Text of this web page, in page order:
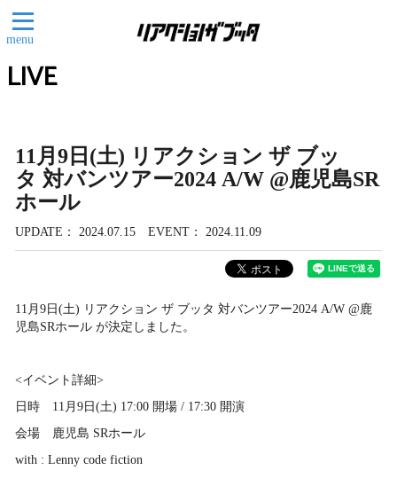
menu
LIVE
11月9日(土) リアクション ザ ブッ
タ 対バンツアー2024 A/W @鹿児島SR
ホール
UPDATE 2024.07.15 EVENT 2024.11.09
11月9日(土) リアクション ザ ブッタ 対バンツアー2024 A/W @鹿
児島SRホール が決定しました。
<イベント詳細>
日時 11月9日(土) 17:00 開場 / 17:30 開演
会場 鹿児島 SRホール
with : Lenny code fiction